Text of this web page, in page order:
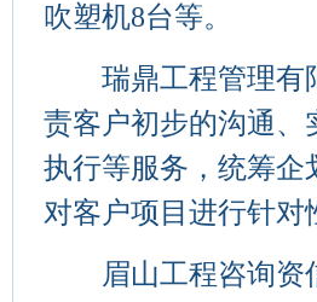
吹塑机8台等。
瑞鼎工程管理有
责客户初步的沟通
执行等服务，统筹
对客户项目进行针对
眉山工程咨询资